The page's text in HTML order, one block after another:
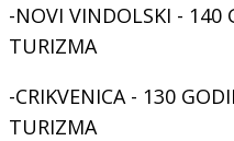
-NOVI VINDOLSKI - 140
TURIZMA
-CRIKVENICA - 130
TURIZMA